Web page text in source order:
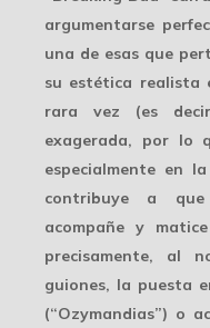
argumentarse
una de esas que
su estética realista
rara vez (es
exagerada, por lo
especialmente en
contribuye a
acompañe y
precisamente, al
guiones, la puesta
(“Ozymandias”) o